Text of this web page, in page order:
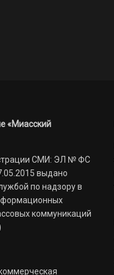
«Миасский
СМИ: ЭЛ № ФС
выдано
по надзору в
коммуникаций